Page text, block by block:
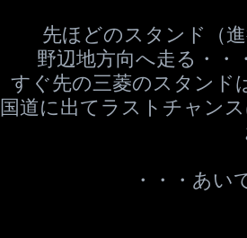
先ほどのスタンド（
野辺地方向へ走る・
すぐ先の三菱のスタンド
国道に出てラストチャン
・・・あい